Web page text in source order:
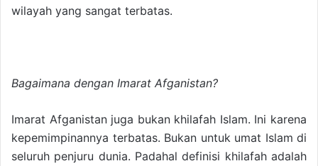
wilayah yang sangat terbatas.
Bagaimana dengan Imarat Afganistan?
Imarat Afganistan juga bukan khilafah Islam. Ini karena
kepemimpinannya terbatas. Bukan untuk umat Islam di
seluruh penjuru dunia. Padahal definisi khilafah adalah